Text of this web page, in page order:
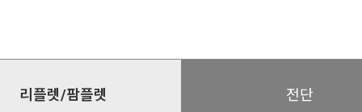
리플렛/팜플렛 전단